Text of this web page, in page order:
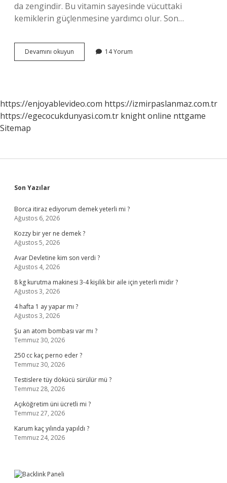
da zengindir. Bu vitamin sayesinde vücuttaki
kemiklerin güçlenmesine yardımcı olur. Son…
Devamını okuyun
Diğer
14 Yorum
https://enjoyablevideo.com https://izmirpaslanmaz.com.tr
https://egecocukdunyasi.com.tr knight online nttgame
Sitemap
Sidebar
Son Yazılar
Borca itiraz ediyorum demek yeterli mi ?
Ağustos 6, 2026
Kozzy bir yer ne demek ?
Ağustos 5, 2026
Avar Devletine kim son verdi ?
Ağustos 4, 2026
8 kg kurutma makinesi 3-4 kişilik bir aile için yeterli midir ?
Ağustos 3, 2026
4 hafta 1 ay yapar mı ?
Ağustos 3, 2026
Şu an atom bombası var mı ?
Temmuz 30, 2026
250 cc kaç perno eder ?
Temmuz 30, 2026
Testislere tüy dökücü sürülür mü ?
Temmuz 28, 2026
Açıköğretim üni ücretli mi ?
Temmuz 27, 2026
Karum kaç yılında yapıldı ?
Temmuz 24, 2026